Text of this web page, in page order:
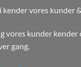
kender vores kunder
vores kunder
gang.